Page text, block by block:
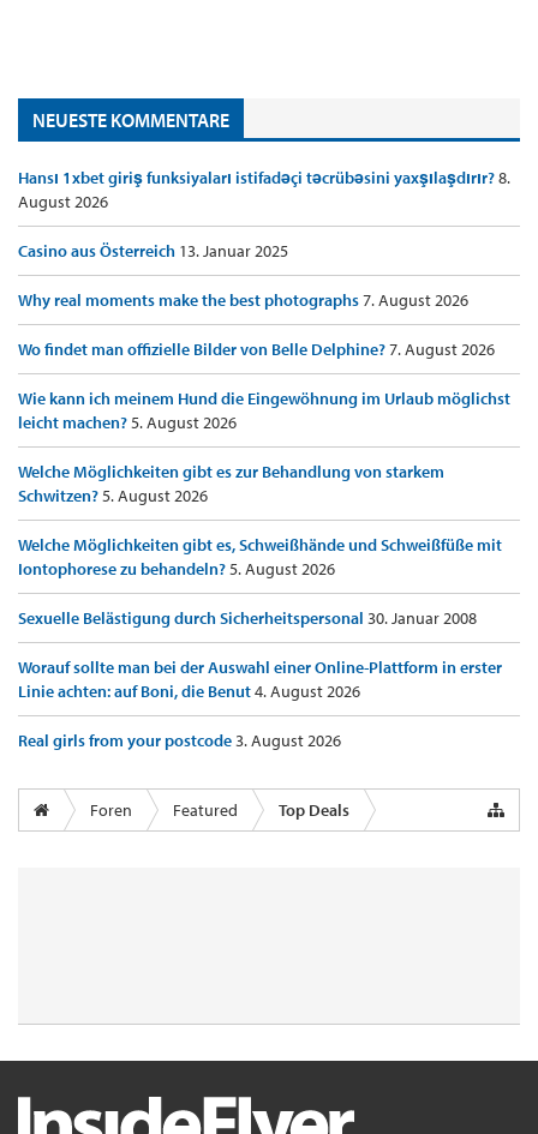
NEUESTE KOMMENTARE
Hansı 1xbet giriş funksiyaları istifadəçi təcrübəsini yaxşılaşdırır?8.
August 2026
Casino aus Österreich 13. Januar 2025
Why real moments make the best photographs7. August 2026
Wo findet man offizielle Bilder von Belle Delphine?7. August 2026
Wie kann ich meinem Hund die Eingewöhnung im Urlaub möglichst
leicht machen?5. August 2026
Welche Möglichkeiten gibt es zur Behandlung von starkem
Schwitzen?5. August 2026
Welche Möglichkeiten gibt es, Schweißhände und Schweißfüße mit
Iontophorese zu behandeln?5. August 2026
Sexuelle Belästigung durch Sicherheitspersonal 30. Januar 2008
Worauf sollte man bei der Auswahl einer Online-Plattform in erster
Linie achten: auf Boni, die Benut4. August 2026
Real girls from your postcode3. August 2026
Foren Featured Top Deals